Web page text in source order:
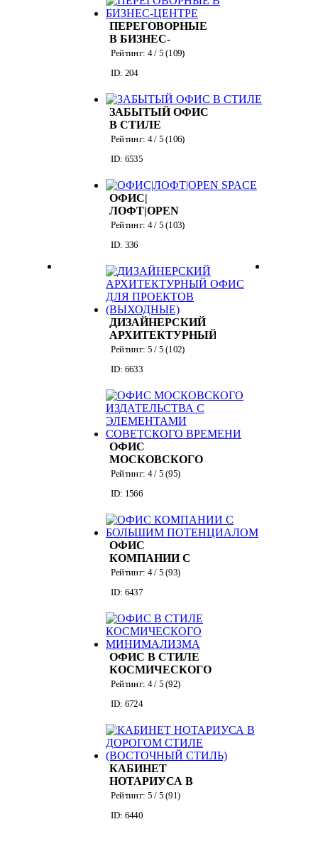
ПЕРЕГОВОРНЫЕ
В БИЗНЕС-
ЦЕНТРЕ
Рейтинг: 4/ 5 (109)
ID: 204
ЗАБЫТЫЙ ОФИС
В СТИЛЕ
"ОПЕНСПЕЙС"
Рейтинг: 4/ 5 (106)
ID: 6535
ОФИС|
ЛОФТ|OPEN
SPACE
Рейтинг: 4/ 5 (103)
ID: 336
ДИЗАЙНЕРСКИЙ
АРХИТЕКТУРНЫЙ
ОФИС ДЛЯ
(ВЫХОДНЫЕ)
Рейтинг: 5/ 5 (102)
ID: 6633
ОФИС
МОСКОВСКОГО
ИЗДАТЕЛЬСТВА С
СОВЕТСКОГО
Рейтинг: 4/ 5 (95)
ID: 1566
ОФИС
КОМПАНИИ С
БОЛЬШИМ
Рейтинг: 4/ 5 (93)
ID: 6437
ОФИС В СТИЛЕ
КОСМИЧЕСКОГО
МИНИМАЛИЗМА
Рейтинг: 4/ 5 (92)
ID: 6724
КАБИНЕТ
НОТАРИУСА В
ДОРОГОМ СТИЛЕ
СТИЛЬ)
Рейтинг: 5/ 5 (91)
ID: 6440